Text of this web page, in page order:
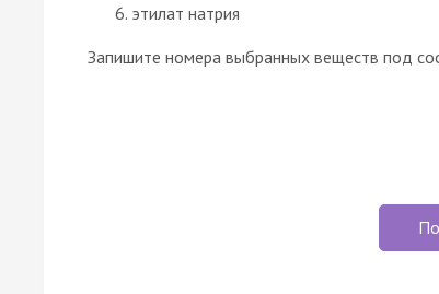
этилат натрия
Запишите номера выбранных веществ под